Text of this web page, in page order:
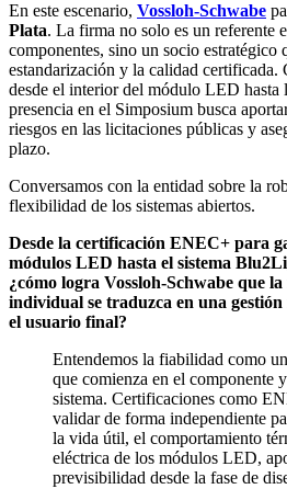
En este escenario, Vossloh-Schwabe
Plata. La firma no solo es un referente
componentes, sino un socio estratégico
estandarización y la calidad certificada.
desde el interior del módulo LED hasta
presencia en el Simposium busca
riesgos en las licitaciones públicas y
plazo.
Conversamos con la entidad sobre la
flexibilidad de los sistemas abiertos.
Desde la certificación ENEC+ para
módulos LED hasta el sistema
¿cómo logra Vossloh-Schwabe que
individual se traduzca en una
el usuario final?
Entendemos la fiabilidad como
que comienza en el componente
sistema. Certificaciones como
validar de forma independiente
la vida útil, el comportamiento
eléctrica de los módulos LED,
previsibilidad desde la fase de